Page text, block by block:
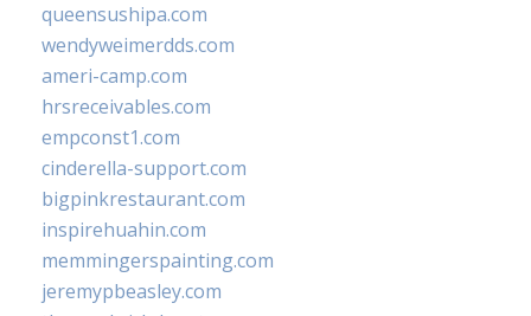
queensushipa.com
wendyweimerdds.com
ameri-camp.com
hrsreceivables.com
empconst1.com
cinderella-support.com
bigpinkrestaurant.com
inspirehuahin.com
memmingerspainting.com
jeremypbeasley.com